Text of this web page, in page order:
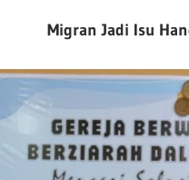
Migran Jadi Isu